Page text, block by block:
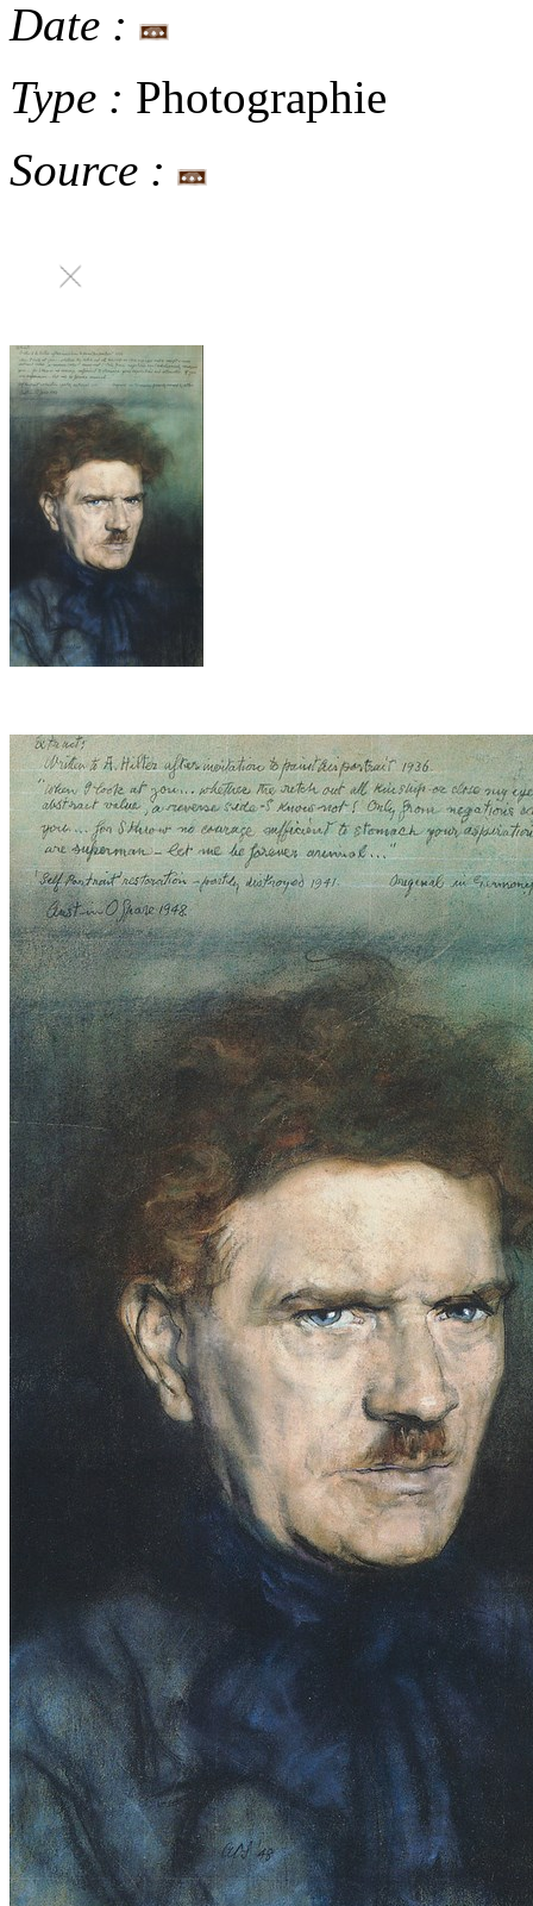
Date :
Type : Photographie
Source :